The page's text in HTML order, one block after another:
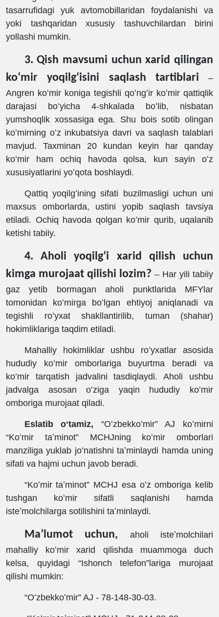
tasarrufidagi yuk avtomobillaridan foydalanishi va
yoki tashqaridan xususiy tashuvchilardan birini
yollashi mumkin.
3. Qish mavsumi uchun xarid qilingan
koʻmir yoqilgʻisini saqlash tartiblari ‒
Angren koʻmir koniga tegishli qoʻngʻir koʻmir qattiqlik
darajasi boʻyicha 4-shkalada boʻlib, nisbatan
yumshoqlik xossasiga ega. Shu bois sotib olingan
koʻmirning oʻz inkubatsiya davri va saqlash talablari
mavjud. Taxminan 20 kundan keyin har qanday
koʻmir ham ochiq havoda qolsa, kun sayin oʻz
xususiyatlarini yoʻqota boshlaydi.
Qattiq yoqilgʻining sifati buzilmasligi uchun uni
maxsus omborlarda, ustini yopib saqlash tavsiya
etiladi. Ochiq havoda qolgan koʻmir qurib, uqalanib
ketishi tabiiy.
4. Aholi yoqilgʻi xarid qilish uchun
kimga murojaat qilishi lozim? ‒ Har yili tabiiy
gaz yetib bormagan aholi punktlarida MFYlar
tomonidan koʻmirga boʻlgan ehtiyoj aniqlanadi va
tegishli roʻyxat shakllantirilib, tuman (shahar)
hokimliklariga taqdim etiladi.
Mahalliy hokimliklar ushbu roʻyxatlar asosida
hududiy koʻmir omborlariga buyurtma beradi va
koʻmir tarqatish jadvalini tasdiqlaydi. Aholi ushbu
jadvalga asosan oʻziga yaqin hududiy koʻmir
omboriga murojaat qiladi.
Eslatib oʻtamiz, “Oʻzbekkoʻmir”AJ koʻmirni
“Koʻmir taʼminot”MCHJning koʻmir omborlari
manziliga yuklab joʻnatishni taʼminlaydi hamda uning
sifati va hajmi uchun javob beradi.
“Koʻmir taʼminot” MCHJ esa oʻz omboriga kelib
tushgan koʻmir sifatli saqlanishi hamda
isteʼmolchilarga sotilishini taʼminlaydi.
Maʼlumot uchun, aholi isteʼmolchilari
mahalliy koʻmir xarid qilishda muammoga duch
kelsa, quyidagi “Ishonch telefon” lariga murojaat
qilishi mumkin:
“Oʻzbekkoʻmir”AJ - 78-148-30-03.